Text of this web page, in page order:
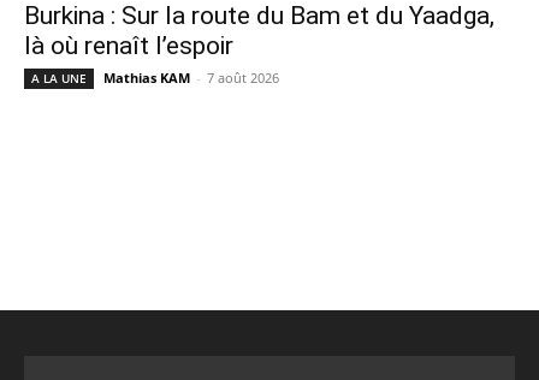
Burkina : Sur la route du Bam et du Yaadga,
là où renaît l’espoir
A LA UNE Mathias KAM - 7 août 2026